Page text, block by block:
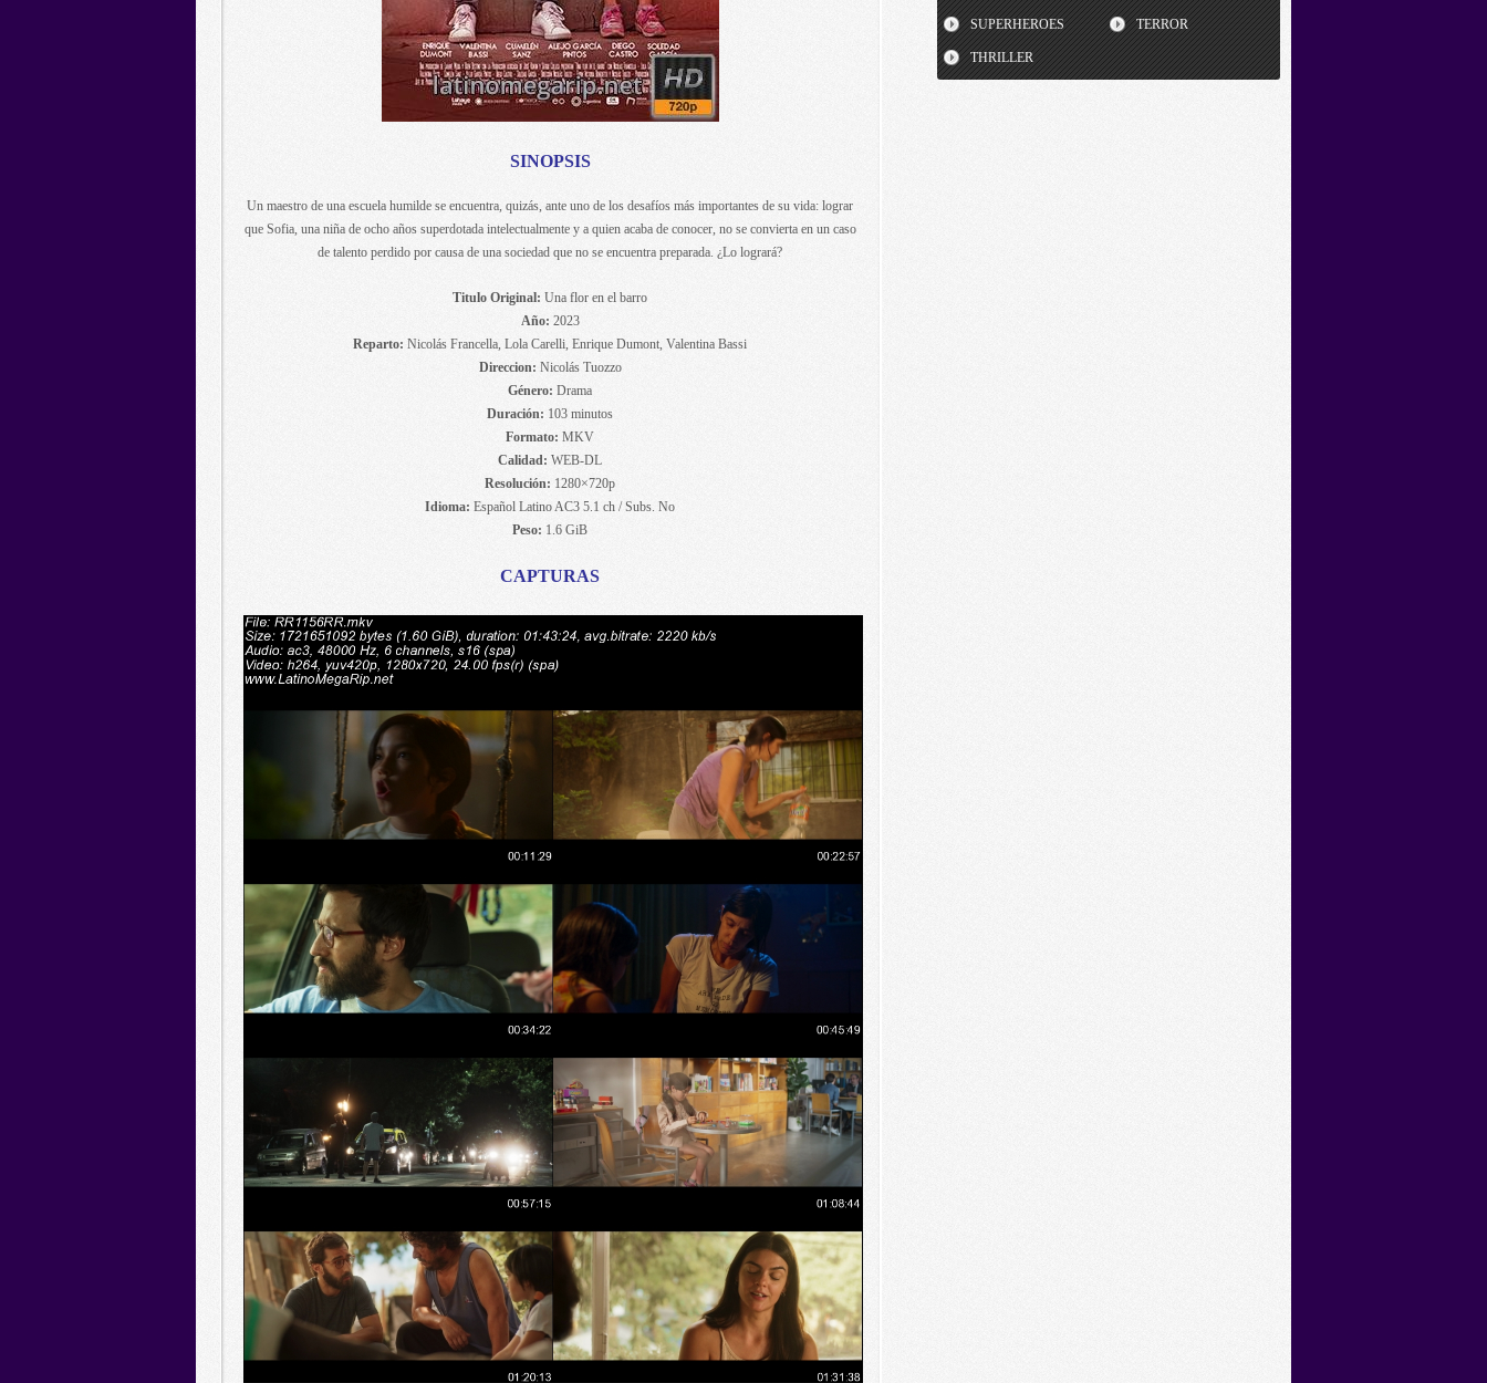
SINOPSIS
Un maestro de una escuela humilde se encuentra, quizás, ante uno de los desafíos más importantes de su vida: lograr
que Sofia, una niña de ocho años superdotada intelectualmente y a quien acaba de conocer, no se convierta en un caso
de talento perdido por causa de una sociedad que no se encuentra preparada. ¿Lo logrará?
Titulo Original: Una flor en el barro
Año: 2023
Reparto: Nicolás Francella, Lola Carelli, Enrique Dumont, Valentina Bassi
Direccion: Nicolás Tuozzo
Género: Drama
Duración: 103 minutos
Formato: MKV
Calidad: WEB-DL
Resolución: 1280×720p
Idioma: Español Latino AC3 5.1 ch / Subs. No
Peso: 1.6 GiB
CAPTURAS
SUPERHEROES TERROR
THRILLER